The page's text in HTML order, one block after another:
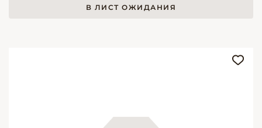
В ЛИСТ ОЖИДАНИЯ